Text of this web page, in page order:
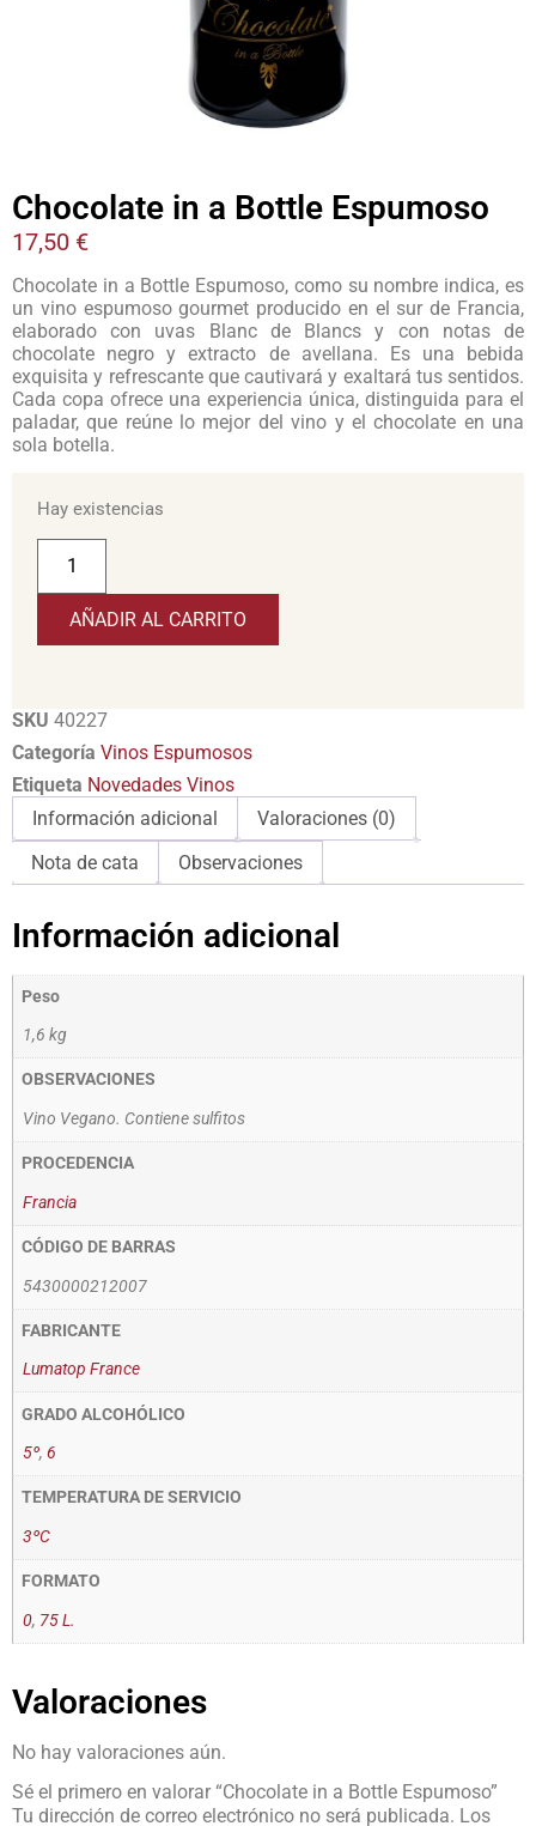
Chocolate in a Bottle Espumoso
17,50 €
Chocolate in a Bottle Espumoso, como su nombre indica, es
un vino espumoso gourmet producido en el sur de Francia,
elaborado con uvas Blanc de Blancs y con notas de
chocolate negro y extracto de avellana. Es una bebida
exquisita y refrescante que cautivará y exaltará tus sentidos.
Cada copa ofrece una experiencia única, distinguida para el
paladar, que reúne lo mejor del vino y el chocolate en una
sola botella.
Hay existencias
AÑADIR AL CARRITO
SKU 40227
Categoría Vinos Espumosos
Etiqueta Novedades Vinos
Información adicional
Valoraciones (0)
Nota de cata
Observaciones
Información adicional
Peso
1,6 kg
OBSERVACIONES
Vino Vegano. Contiene sulfitos
PROCEDENCIA
Francia
CÓDIGO DE BARRAS
5430000212007
FABRICANTE
Lumatop France
GRADO ALCOHÓLICO
5º, 6
TEMPERATURA DE SERVICIO
3ºC
FORMATO
0, 75 L.
Valoraciones
No hay valoraciones aún.
Sé el primero en valorar “Chocolate in a Bottle Espumoso”
Tu dirección de correo electrónico no será publicada. Los